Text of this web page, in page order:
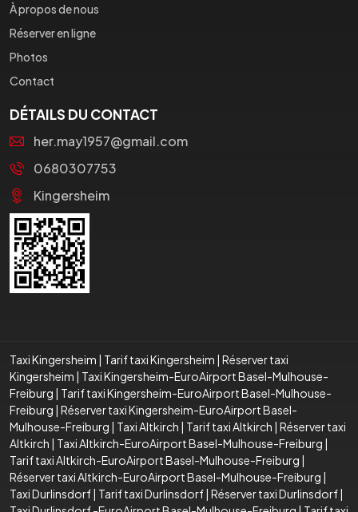
À propos de nous
Réserver en ligne
Photos
Contact
DÉTAILS DU CONTACT
her.may1957@gmail.com
0680307753
Kingersheim
Taxi Kingersheim | Tarif taxi Kingersheim | Réserver taxi
Kingersheim | Taxi Kingersheim-EuroAirport Basel-Mulhouse-
Freiburg | Tarif taxi Kingersheim-EuroAirport Basel-Mulhouse-
Freiburg | Réserver taxi Kingersheim-EuroAirport Basel-
Mulhouse-Freiburg | Taxi Altkirch | Tarif taxi Altkirch | Réserver taxi
Altkirch | Taxi Altkirch-EuroAirport Basel-Mulhouse-Freiburg |
Tarif taxi Altkirch-EuroAirport Basel-Mulhouse-Freiburg |
Réserver taxi Altkirch-EuroAirport Basel-Mulhouse-Freiburg |
Taxi Durlinsdorf| Tarif taxi Durlinsdorf| Réserver taxi Durlinsdorf|